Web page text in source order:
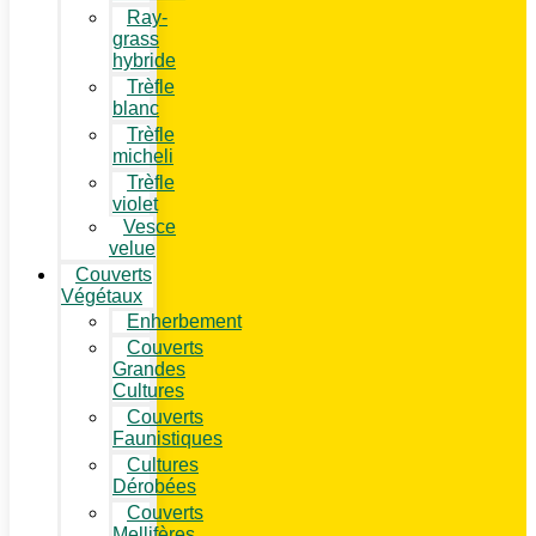
Ray-
grass
hybride
Trèfle
blanc
Trèfle
micheli
Trèfle
violet
Vesce
velue
Couverts
Végétaux
Enherbement
Couverts
Grandes
Cultures
Couverts
Faunistiques
Cultures
Dérobées
Couverts